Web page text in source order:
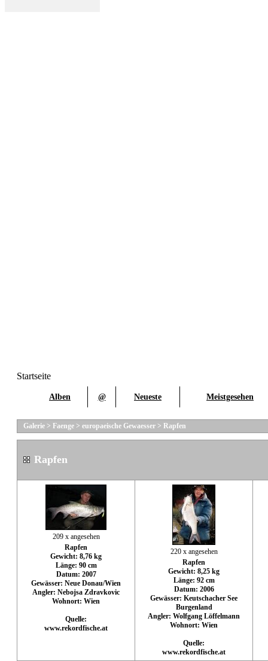
Startseite
Alben @ Neueste Meistgesehen
Galerie > Faenge > europaeische Gewaesser > Rapfen
Rapfen
209 x angesehen
Rapfen
Gewicht: 8,76 kg
Länge: 90 cm
Datum: 2007
Gewässer: Neue Donau/Wien
Angler: Nebojsa Zdravkovic
Wohnort: Wien
Quelle:
www.rekordfische.at
220 x angesehen
Rapfen
Gewicht: 8,25 kg
Länge: 92 cm
Datum: 2006
Gewässer: Keutschacher See
Burgenland
Angler: Wolfgang Löffelmann
Wohnort: Wien
Quelle:
www.rekordfische.at